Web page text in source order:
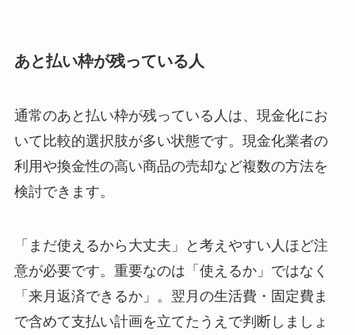
あと払い枠が残っている人
通常のあと払い枠が残っている人は、現金化にお
いて比較的選択肢が多い状態です。現金化業者の
利用や換金性の高い商品の売却など複数の方法を
検討できます。
「まだ使えるから大丈夫」と考えやすい人ほど注
意が必要です。重要なのは「使えるか」ではなく
「来月返済できるか」。翌月の生活費・固定費ま
で含めて支払い計画を立てたうえで判断しましょ